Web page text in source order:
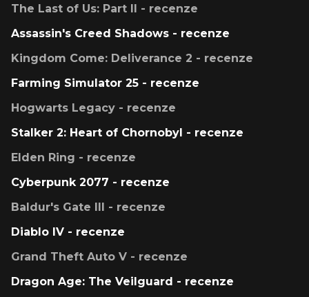
The Last of Us: Part II - recenze
Assassin's Creed Shadows - recenze
Kingdom Come: Deliverance 2 - recenze
Farming Simulator 25 - recenze
Hogwarts Legacy - recenze
Stalker 2: Heart of Chornobyl - recenze
Elden Ring - recenze
Cyberpunk 2077 - recenze
Baldur's Gate III - recenze
Diablo IV - recenze
Grand Theft Auto V - recenze
Dragon Age: The Veilguard - recenze